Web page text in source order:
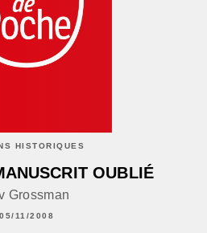
HISTORIQUES
OUBLIÉ
Grossman
05/11/2008